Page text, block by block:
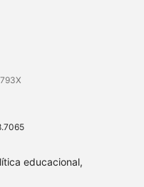
educacional,